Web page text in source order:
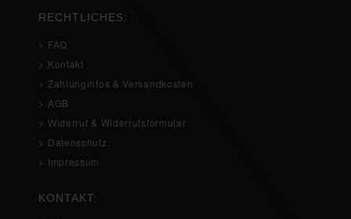
RECHTLICHES:
> FAQ
> Kontakt
> Zahlunginfos & Versandkosten
> AGB
> Widerruf & Widerrufsformular
> Datenschutz
> Impressum
KONTAKT: